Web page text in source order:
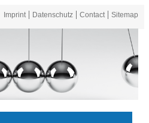
Imprint Datenschutz Contact Sitemap